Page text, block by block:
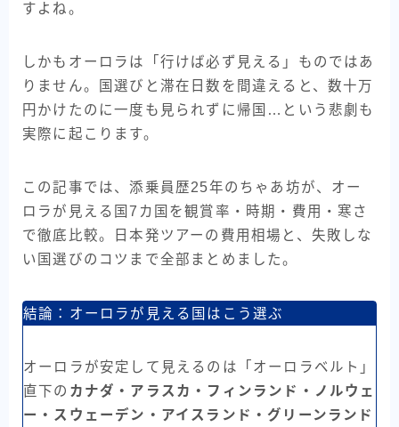
すよね。
しかもオーロラは「行けば必ず見える」ものではあ
りません。国選びと滞在日数を間違えると、数十万
円かけたのに一度も見られずに帰国…という悲劇も
実際に起こります。
この記事では、添乗員歴25年のちゃあ坊が、オー
ロラが見える国7カ国を観賞率・時期・費用・寒さ
で徹底比較。日本発ツアーの費用相場と、失敗しな
い国選びのコツまで全部まとめました。
結論：オーロラが見える国はこう選ぶ
オーロラが安定して見えるのは「オーロラベルト」
直下の カナダ・アラスカ・フィンランド・ノルウェ
ー・スウェーデン・アイスランド・グリーンランド